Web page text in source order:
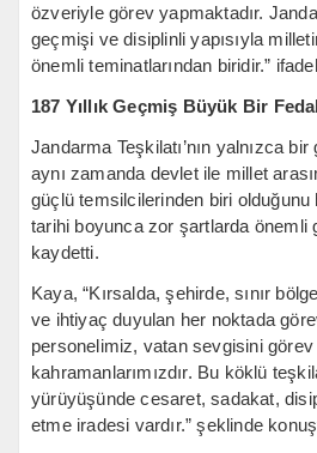
özveriyle görev yapmaktadır.
geçmişi ve disiplinli yapısıyla
önemli teminatlarından biridir.”
187 Yıllık Geçmiş Büyük Bir
Jandarma Teşkilatı’nın yalnızca
aynı zamanda devlet ile millet
güçlü temsilcilerinden biri olduğunu
tarihi boyunca zor şartlarda önemli
kaydetti.
Kaya, “Kırsalda, şehirde, sınır
ve ihtiyaç duyulan her noktada
personelimiz, vatan sevgisini görev
kahramanlarımızdır. Bu köklü
yürüyüşünde cesaret, sadakat,
etme iradesi vardır.” şeklinde